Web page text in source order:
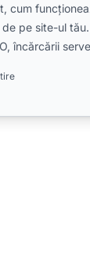
cum
pe site-ul
încărcării